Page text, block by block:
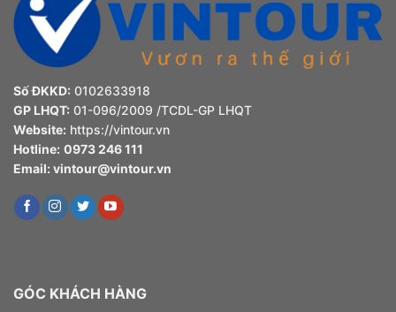
Số ĐKKD: 0102633918
GP LHQT: 01-096/2009 /TCDL-GP LHQT
Website: https://vintour.vn
Hotline: 0973 246 111
Email: vintour@vintour.vn
GÓC KHÁCH HÀNG